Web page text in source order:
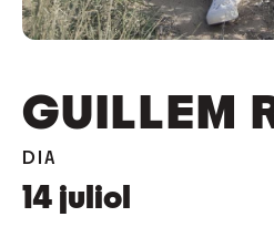
GUILLEM
DIA
14 juliol